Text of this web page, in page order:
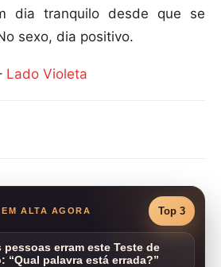
dia tranquilo desde que se
sexo, dia positivo.
Lado Violeta
ALTA AGORA Top 3
pessoas erram este Teste de
“Qual palavra está errada?”